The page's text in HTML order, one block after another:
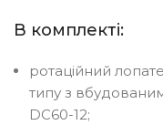
В комплекті:
ротаційний
типу з
DC60-12;